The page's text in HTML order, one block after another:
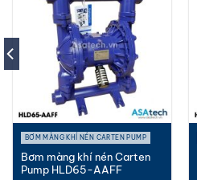
BƠM MÀNG KHÍ NÉN CARTEN PUMP
Bơm màng khí nén Carten
Pump HLD65-AAFF